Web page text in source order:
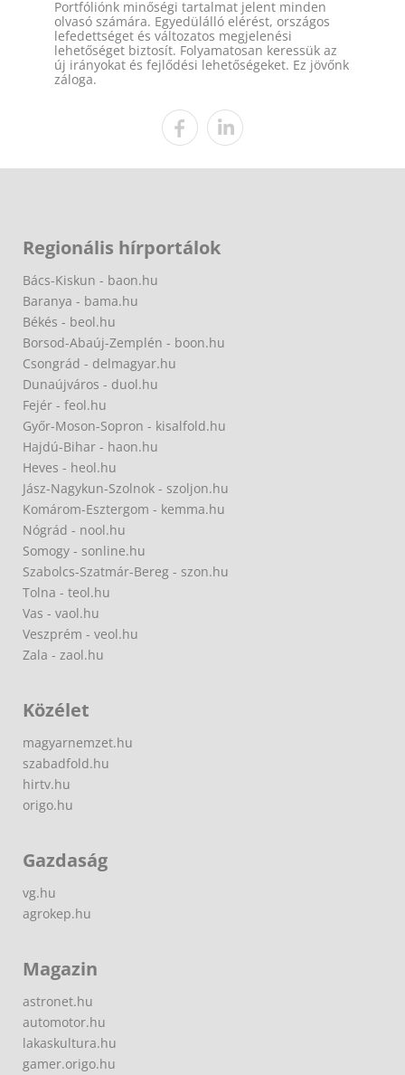
Portfóliónk minőségi tartalmat jelent minden
olvasó számára. Egyedülálló elérést, országos
lefedettséget és változatos megjelenési
lehetőséget biztosít. Folyamatosan keressük az
új irányokat és fejlődési lehetőségeket. Ez jövőnk
záloga.
Regionális hírportálok
Bács-Kiskun - baon.hu
Baranya - bama.hu
Békés - beol.hu
Borsod-Abaúj-Zemplén - boon.hu
Csongrád - delmagyar.hu
Dunaújváros - duol.hu
Fejér - feol.hu
Győr-Moson-Sopron - kisalfold.hu
Hajdú-Bihar - haon.hu
Heves - heol.hu
Jász-Nagykun-Szolnok - szoljon.hu
Komárom-Esztergom - kemma.hu
Nógrád - nool.hu
Somogy - sonline.hu
Szabolcs-Szatmár-Bereg - szon.hu
Tolna - teol.hu
Vas - vaol.hu
Veszprém - veol.hu
Zala - zaol.hu
Közélet
magyarnemzet.hu
szabadfold.hu
hirtv.hu
origo.hu
Gazdaság
vg.hu
agrokep.hu
Magazin
astronet.hu
automotor.hu
lakaskultura.hu
gamer.origo.hu